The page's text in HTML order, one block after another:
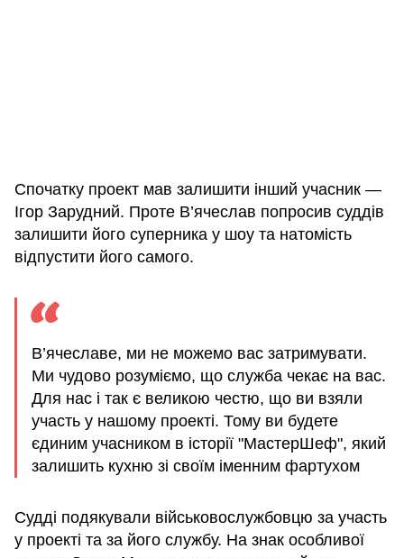
Спочатку проект мав залишити інший учасник —
Ігор Зарудний. Проте В’ячеслав попросив суддів
залишити його суперника у шоу та натомість
відпустити його самого.
В’ячеславе, ми не можемо вас затримувати.
Ми чудово розуміємо, що служба чекає на вас.
Для нас і так є великою честю, що ви взяли
участь у нашому проекті. Тому ви будете
єдиним учасником в історії "МастерШеф", який
залишить кухню зі своїм іменним фартухом
Судді подякували військовослужбовцю за участь
у проекті та за його службу. На знак особливої